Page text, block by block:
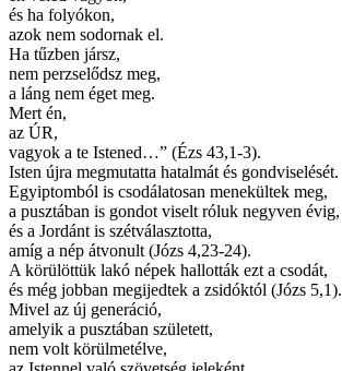
és ha folyókon,
azok nem sodornak el.
Ha tűzben jársz,
nem perzselődsz meg,
a láng nem éget meg.
Mert én,
az ÚR,
vagyok a te Istened…” (Ézs 43,1-3).
Isten újra megmutatta hatalmát és gondviselését.
Egyiptomból is csodálatosan menekültek meg,
a pusztában is gondot viselt róluk negyven évig,
és a Jordánt is szétválasztotta,
amíg a nép átvonult (Józs 4,23-24).
A körülöttük lakó népek hallották ezt a csodát,
és még jobban megijedtek a zsidóktól (Józs 5,1).
Mivel az új generáció,
amelyik a pusztában született,
nem volt körülmetélve,